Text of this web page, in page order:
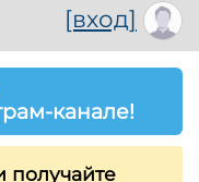
[вход]
канале!
получайте